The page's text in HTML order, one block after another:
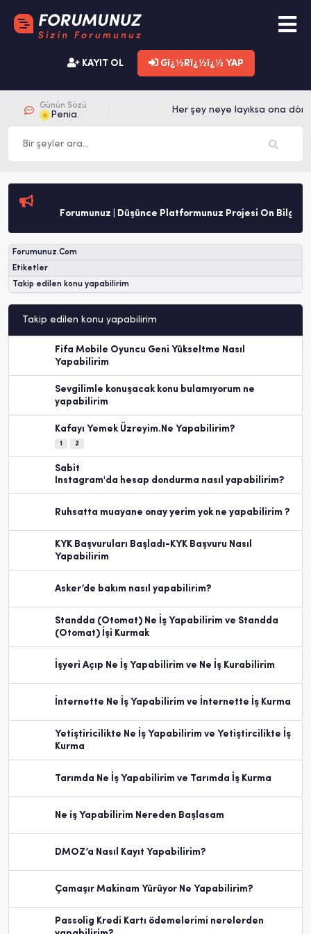
KAYIT OL Gï¿½Rï¿½ï¿½ YAP
Günün Sözü
Penia.
Her şey neye layıksa ona
Forumunuz | Düşünce Platformunuz Projesi Ön
Forumunuz.Com
Etiketler
Takip edilen konu yapabilirim
Takip edilen konu yapabilirim
Fifa Mobile Oyuncu Geni Yükseltme Nasıl
Yapabilirim
Sevgilimle konuşacak konu bulamıyorum ne
yapabilirim
Kafayı Yemek Üzreyim.Ne Yapabilirim?
1 2
Sabit
Instagram'da hesap dondurma nasıl yapabilirim?
Ruhsatta muayane onay yerim yok ne yapabilirim ?
KYK Başvuruları Başladı-KYK Başvuru Nasıl
Yapabilirim
Asker’de bakım nasıl yapabilirim?
Standda (Otomat) Ne İş Yapabilirim ve Standda
(Otomat) İşi Kurmak
İşyeri Açıp Ne İş Yapabilirim ve Ne İş Kurabilirim
İnternette Ne İş Yapabilirim ve İnternette İş Kurma
Yetiştiricilikte Ne İş Yapabilirim ve Yetiştircilikte İş
Kurma
Tarımda Ne İş Yapabilirim ve Tarımda İş Kurma
Ne iş Yapabilirim Nereden Başlasam
DMOZ’a Nasıl Kayıt Yapabilirim?
Çamaşır Makinam Yürüyor Ne Yapabilirim?
Passolig Kredi Kartı ödemelerimi nerelerden